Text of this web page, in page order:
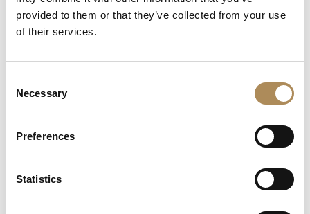
provided to them or that they’ve collected from your use
of their services.
Selection
Necessary
Preferences
Statistics
signify?
Are timepieces offered by LUXOS Arts warranty-
Does LUXOS Arts provide investment counsel?